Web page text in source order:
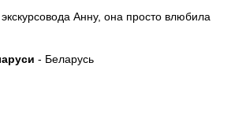
Анну, она просто влюбила
- Беларусь